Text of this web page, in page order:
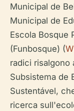
Municipal de
Municipal de
Escola Bosque
(Funbosque) (
radici risalgono
Subsistema de
Sustentável,
ricerca